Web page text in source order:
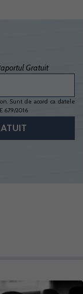
Gratuit
Sunt de acord ca datele
679/2016